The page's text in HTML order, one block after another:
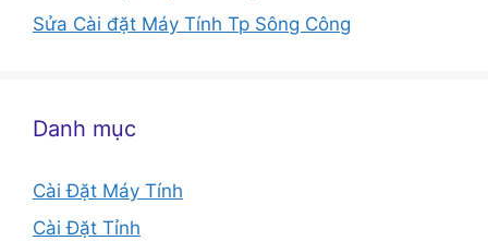
Sửa Cài đặt Máy Tính Tp Sông Công
Danh mục
Cài Đặt Máy Tính
Cài Đặt Tỉnh